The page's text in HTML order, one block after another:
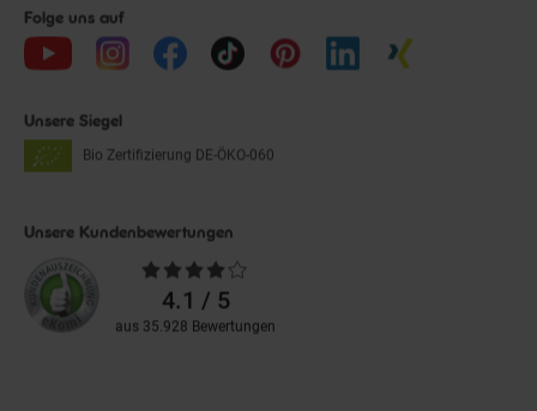
Folge uns auf
Unsere Siegel
Bio Zertifizierung DE-ÖKO-060
Unsere Kundenbewertungen
Durchschnittliche
Bewertungen4.1 / 5
aus 35.928 Bewertungen